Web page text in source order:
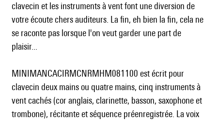
clavecin et les instruments à vent font une diversion de
votre écoute chers auditeurs. La fin, eh bien la fin, cela ne
se raconte pas lorsque l'on veut garder une part de
plaisir...
MINIMANCACIRMCNRMHM081100 est écrit pour
clavecin deux mains ou quatre mains, cinq instruments à
vent cachés (cor anglais, clarinette, basson, saxophone et
trombone), récitante et séquence préenregistrée. La voix